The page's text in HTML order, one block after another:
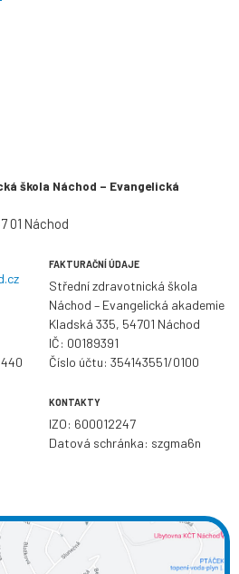
škola Náchod – Evangelická
01 Náchod
FAKTURAČNÍ ÚDAJE
Střední zdravotnická škola
Náchod – Evangelická akademie
Kladská 335, 54701 Náchod
IČ: 00189391
Číslo účtu: 354143551/0100
KONTAKTY
IZO: 600012247
Datová schránka: szgma6n